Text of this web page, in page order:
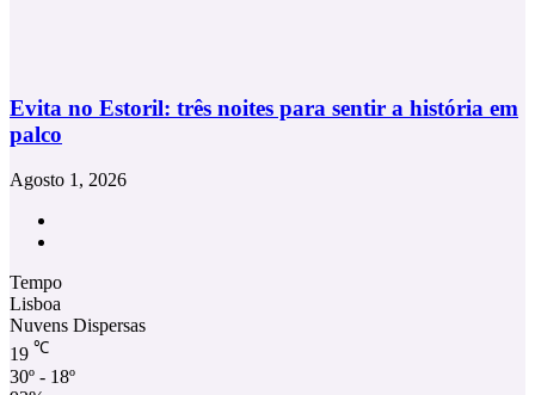
Evita no Estoril: três noites para sentir a história em
palco
Agosto 1, 2026
Tempo
Lisboa
Nuvens Dispersas
19 ℃
30º - 18º